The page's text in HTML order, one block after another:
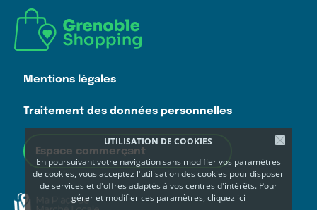
UTILISATION DE COOKIES
En poursuivant votre navigation sans modifier vos paramètres
de cookies, vous acceptez l'utilisation des cookies pour disposer
de services et d'offres adaptés à vos centres d'intérêts. Pour
gérer et modifier ces paramètres, cliquez ici
Mentions légales
Traitement des données personnelles
Espace commerçant